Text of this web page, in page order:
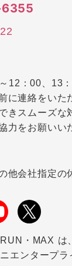
12：00、13
に連絡をいた
きスムーズな
力をお願いい
他会社指定の
RUN・MAX は
ニエンタープ